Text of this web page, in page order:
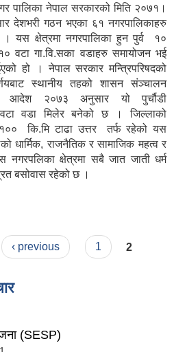
पालिका नेपाल सरकारको मिति २०७१।
देशभरी गठन भएका ६१ नगरपालिकाहरु
। यस क्षेत्रमा नगरपालिका हुन पुर्व १०
वटा गा.वि.सका वडाहरु समायोजन भई
हो । नेपाल सरकार मन्त्रिपरिषदको
स्थानीय तहको शासन संञ्चालन
आदेश २०७३ अनुसार यो पुर्चौडी
वडा मिलेर बनेको छ । जिल्लाको
कि.मि टाढा उत्तर तर्फ रहेको यस
धार्मिक, राजनैतिक र सामाजिक महत्व र
क्षेत्रमा सबै जात जाती धर्म
बसोवास रहेको छ ।
‹ previous 1 2
(SESP)